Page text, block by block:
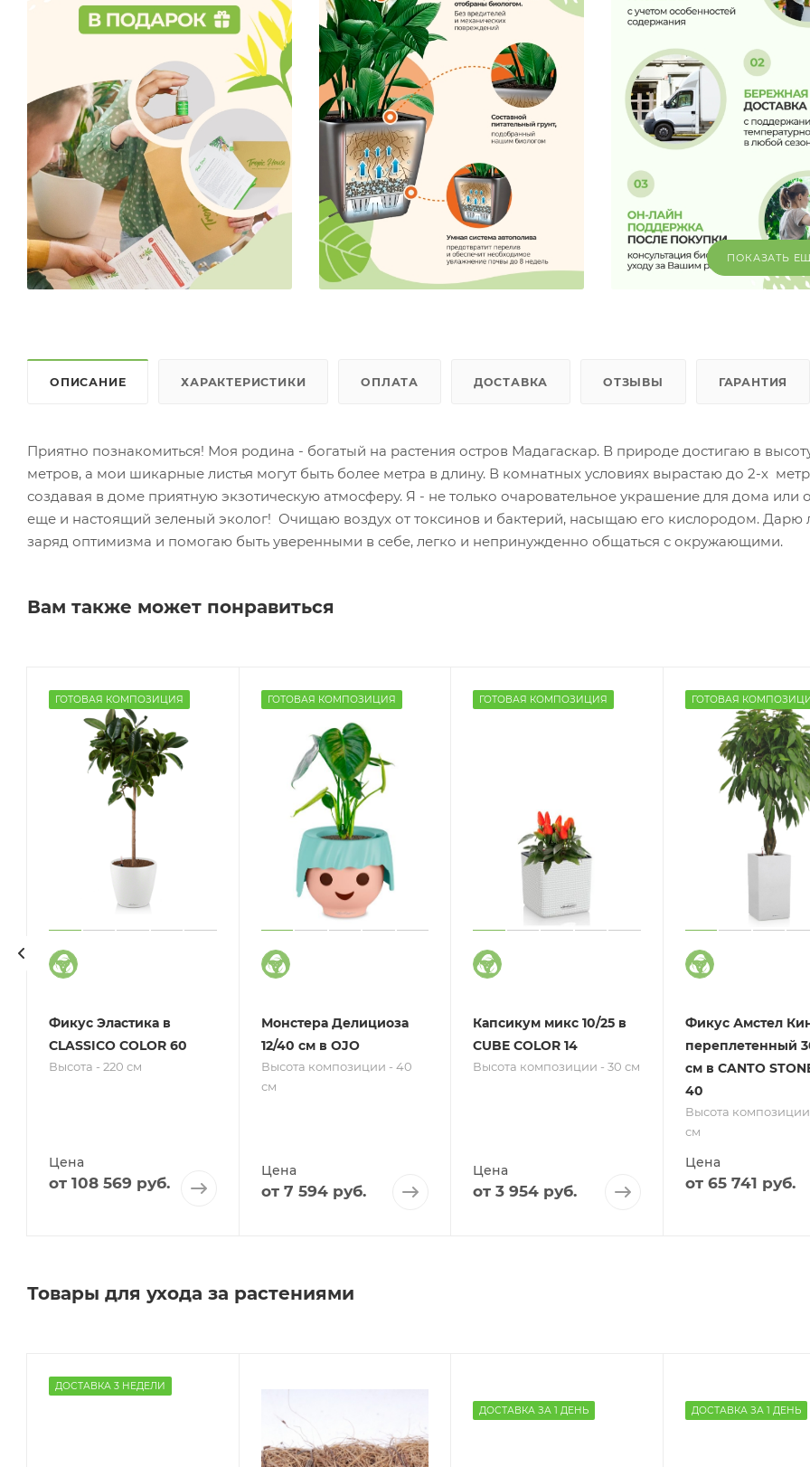
ПОКАЗАТЬ
ОПИСАНИЕ ХАРАКТЕРИСТИКИ ОПЛАТА ДОСТАВКА ОТЗЫВЫ ГАРАНТИЯ
Приятно познакомиться! Моя родина - богатый на растения остров Мадагаскар. В природе достигаю в
метров, а мои шикарные листья могут быть более метра в длину. В комнатных условиях вырастаю до 2-х
создавая в доме приятную экзотическую атмосферу. Я - не только очаровательное украшение для дома или
еще и настоящий зеленый эколог! Очищаю воздух от токсинов и бактерий, насыщаю его кислородом. Дарю
заряд оптимизма и помогаю быть уверенными в себе, легко и непринужденно общаться с окружающими.
Вам также может понравиться
ГОТОВАЯ КОМПОЗИЦИЯ
Фикус Эластика в
CLASSICO COLOR 60
Высота - 220 см
Цена
от 108 569 руб.
ГОТОВАЯ КОМПОЗИЦИЯ
Монстера Делициоза
12/40 см в OJO
Высота композиции - 40
см
Цена
от 7 594 руб.
ГОТОВАЯ КОМПОЗИЦИЯ
Капсикум микс 10/25 в
CUBE COLOR 14
Высота композиции - 30 см
Цена
от 3 954 руб.
ГОТОВАЯ
Фикус Амстел
переплетенный
см в CANTO
40
Высота композиции
см
Цена
от 65 741 руб.
Товары для ухода за растениями
ДОСТАВКА 3 НЕДЕЛИ
ДОСТАВКА ЗА 1 ДЕНЬ ДОСТАВКА ЗА 1 ДЕНЬ